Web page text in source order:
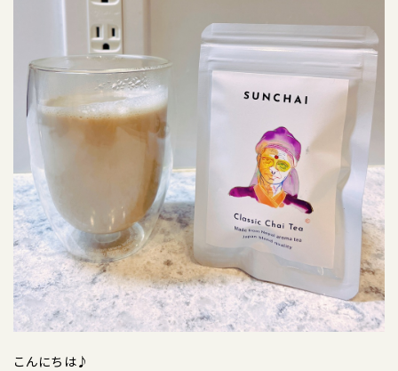
こんにちは♪